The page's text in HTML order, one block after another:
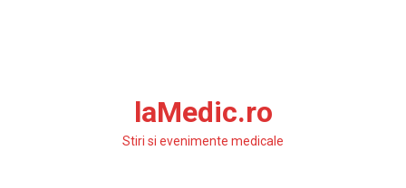
laMedic.ro
Stiri si evenimente medicale